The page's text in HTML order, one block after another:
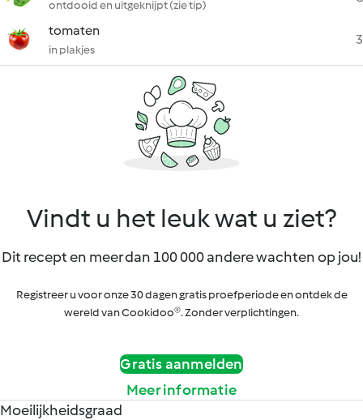
ontdooid en uitgeknijpt (zie tip)
tomaten
in plakjes
3
Vindt u het leuk wat u ziet?
Dit recept en meer dan 100 000 andere wachten op jou!
Registreer u voor onze 30 dagen gratis proefperiode en ontdek de
wereld van Cookidoo®. Zonder verplichtingen.
Gratis aanmelden
Meer informatie
Moeilijkheidsgraad